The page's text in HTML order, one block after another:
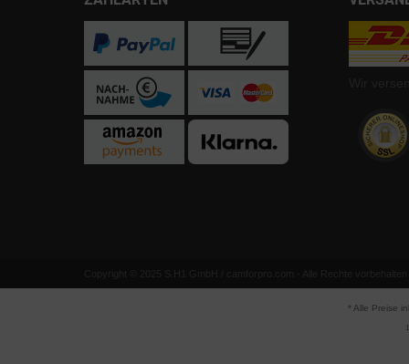
Copyright © 2025 S.H1 GmbH / camforpro.com - Alle Rechte vorbehalten
* Alle Preise